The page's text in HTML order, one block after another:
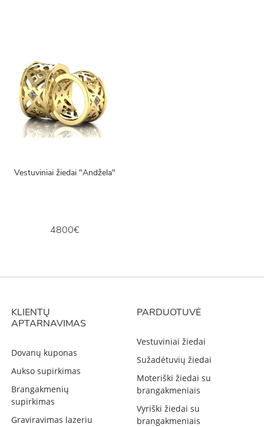
Vestuviniai žiedai "Andžela"
4800€
KLIENTŲ
APTARNAVIMAS
Dovanų kuponas
Aukso supirkimas
Brangakmenių
supirkimas
Graviravimas lazeriu
PARDUOTUVĖ
Vestuviniai žiedai
Sužadėtuvių žiedai
Moteriški žiedai su
brangakmeniais
Vyriški žiedai su
brangakmeniais